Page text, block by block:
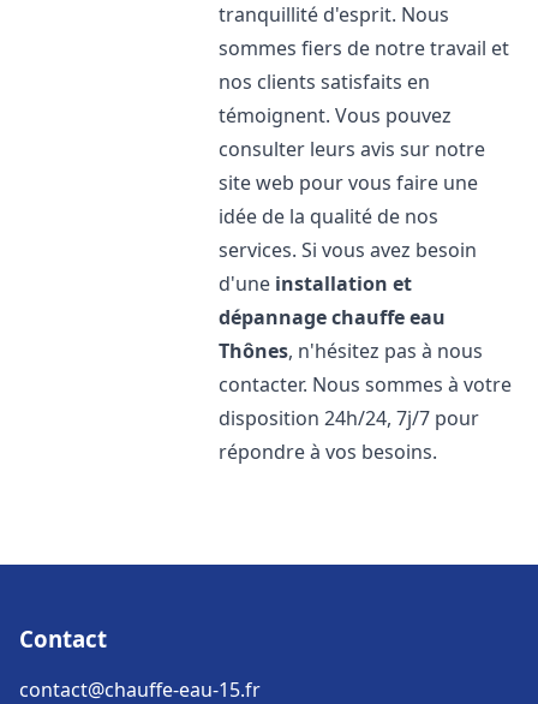
tranquillité d'esprit. Nous
sommes fiers de notre travail et
nos clients satisfaits en
témoignent. Vous pouvez
consulter leurs avis sur notre
site web pour vous faire une
idée de la qualité de nos
services. Si vous avez besoin
d'une installation et
dépannage chauffe eau
Thônes, n'hésitez pas à nous
contacter. Nous sommes à votre
disposition 24h/24, 7j/7 pour
répondre à vos besoins.
Contact
contact@chauffe-eau-15.fr